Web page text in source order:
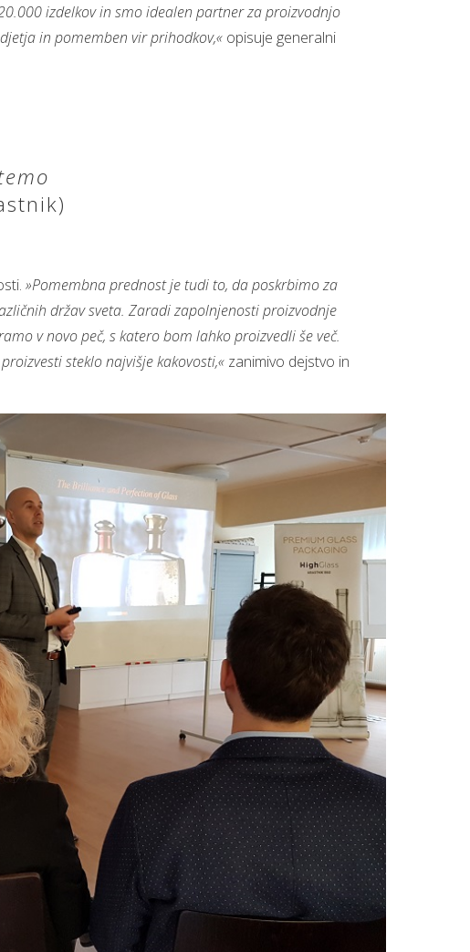
izdelkov in smo idealen partner za proizvodnjo
in pomemben vir prihodkov,« opisuje generalni
»Pomembna prednost je tudi to, da poskrbimo za
držav sveta. Zaradi zapolnjenosti proizvodnje
v novo peč, s katero bom lahko proizvedli še več.
steklo najvišje kakovosti,« zanimivo dejstvo in